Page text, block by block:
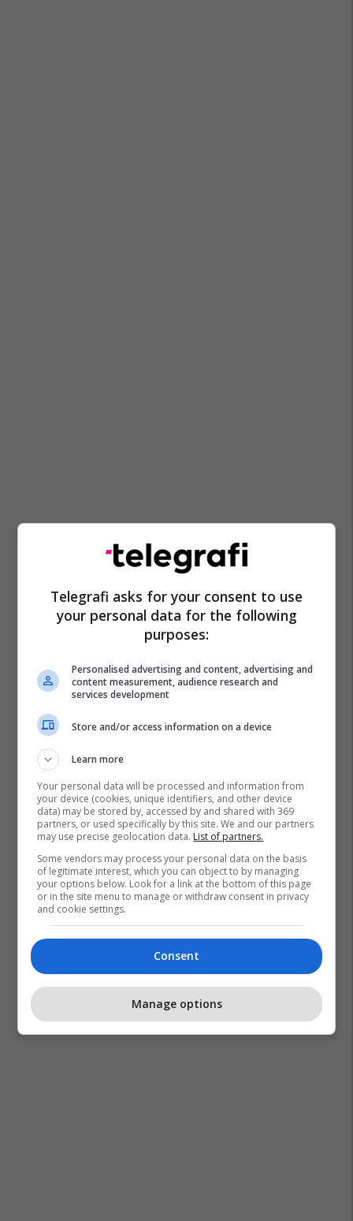
Telegrafi asks for your consent to use
your personal data for the following
purposes:
Personalised advertising and content, advertising and
content measurement, audience research and
services development
Store and/or access information on a device
Learn more
Your personal data will be processed and information from
your device (cookies, unique identifiers, and other device
data) may be stored by, accessed by and shared with 369
partners, or used specifically by this site. We and our partners
may use precise geolocation data. List of partners.
Some vendors may process your personal data on the basis
of legitimate interest, which you can object to by managing
your options below. Look for a link at the bottom of this page
or in the site menu to manage or withdraw consent in privacy
and cookie settings.
Consent
Manage options